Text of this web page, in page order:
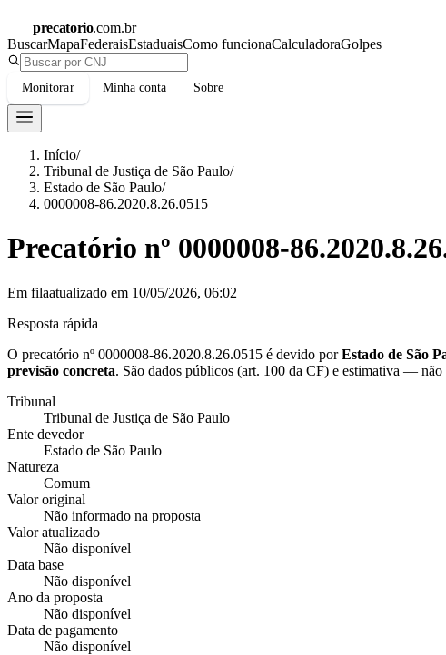
precatorio.com.br
BuscarMapaFederaisEstaduaisComo funcionaCalculadoraGolpes
Monitorar Minha conta Sobre
Início/
Tribunal de Justiça de São Paulo/
Estado de São Paulo/
0000008-86.2020.8.26.0515
Precatório nº 0000008-
Em filaatualizado em 10/05/2026, 06:02
Resposta rápida
O precatório nº 0000008-86.2020.8.26.0515 é devido porEstado de São
previsão concreta. São dados públicos (art. 100 da CF) e estimativa —
Tribunal
Tribunal de Justiça de São Paulo
Ente devedor
Estado de São Paulo
Natureza
Comum
Valor original
Não informado na proposta
Valor atualizado
Não disponível
Data base
Não disponível
Ano da proposta
Não disponível
Data de pagamento
Não disponível